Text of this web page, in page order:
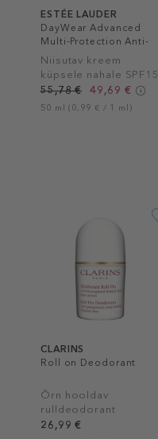
ESTÉE LAUDER
DayWear Advanced
Multi-Protection Anti-
Oxidant 24H Moisture
Creme SPF 15
Niisutav kreem
küpsele nahale SPF15
55,78 €
49,69 €
50 ml (0,99 € / 1 ml)
CLARINS
Roll on Deodorant
Õrn hooldav
rulldeodorant
26,99 €